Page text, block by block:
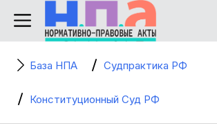
База НПА Судпрактика РФ
Конституционный Суд РФ